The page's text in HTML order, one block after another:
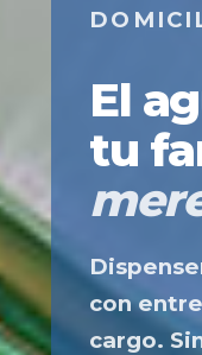
El
tu
con
cargo.